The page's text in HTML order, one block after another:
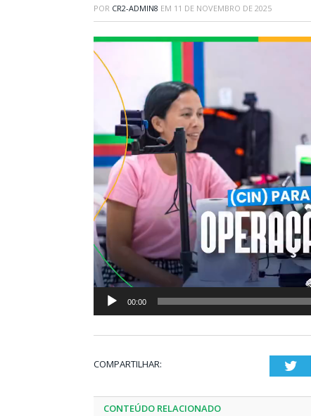
POR CR2-ADMIN8 EM 11 DE NOVEMBRO DE 2025
Tocador
de
vídeo
00:00
COMPARTILHAR:
CONTEÚDO RELACIONADO